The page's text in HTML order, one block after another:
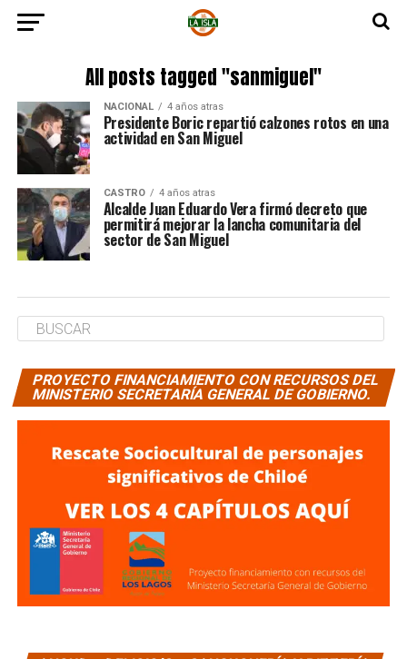
All posts tagged "sanmiguel"
NACIONAL 4 años atras
Presidente Boric repartió calzones rotos en una
actividad en San Miguel
CASTRO 4 años atras
Alcalde Juan Eduardo Vera firmó decreto que
permitirá mejorar la lancha comunitaria del
sector de San Miguel
PROYECTO FINANCIAMIENTO CON RECURSOS DEL
MINISTERIO SECRETARÍA GENERAL DE GOBIERNO.